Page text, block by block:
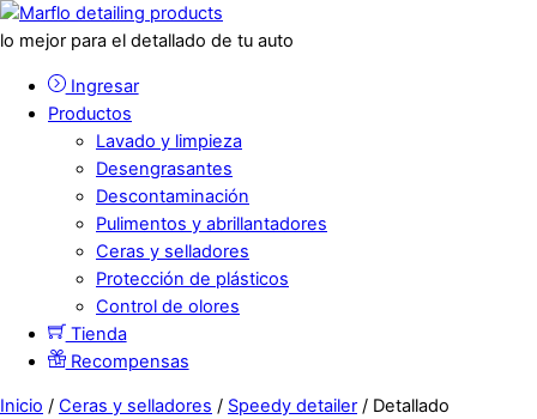
lo mejor para el detallado de tu auto
Ingresar
Productos
Lavado y limpieza
Desengrasantes
Descontaminación
Pulimentos y abrillantadores
Ceras y selladores
Protección de plásticos
Control de olores
Tienda
Recompensas
Inicio / Ceras y selladores / Speedy detailer / Detallado